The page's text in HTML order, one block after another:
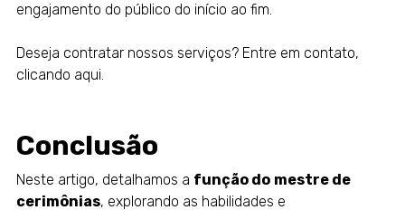
engajamento do público do início ao fim.
Deseja contratar nossos serviços? Entre em contato,
clicando aqui.
Conclusão
Neste artigo, detalhamos a função do mestre de
cerimônias, explorando as habilidades e